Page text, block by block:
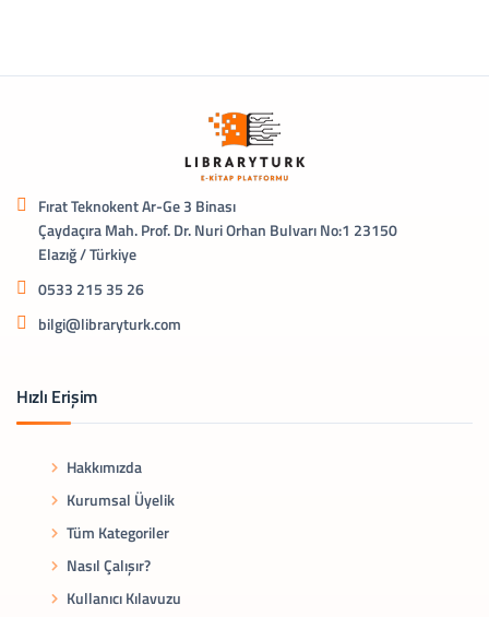
Fırat Teknokent Ar-Ge 3 Binası
Çaydaçıra Mah. Prof. Dr. Nuri Orhan Bulvarı No:1 23150
Elazığ / Türkiye
0533 215 35 26
bilgi@libraryturk.com
Hızlı Erişim
Hakkımızda
Kurumsal Üyelik
Tüm Kategoriler
Nasıl Çalışır?
Kullanıcı Kılavuzu